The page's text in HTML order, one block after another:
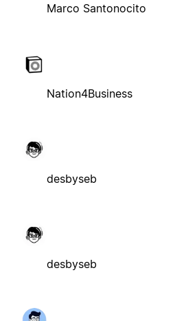
Marco Santonocito
Nation4Business
desbyseb
desbyseb